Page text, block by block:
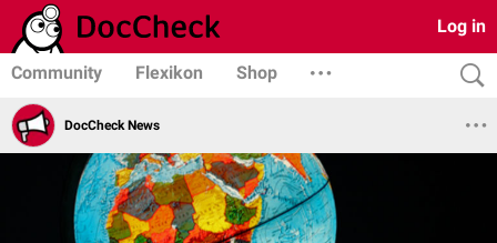
Log in
Community Flexikon Shop
DocCheck News